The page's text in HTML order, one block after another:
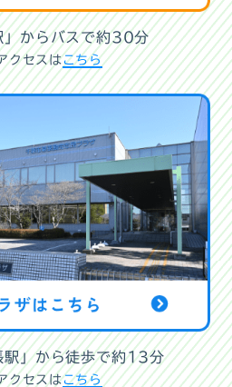
」からバスで約30分
クセスはこちら
駅」から徒歩で約13分
クセスはこちら